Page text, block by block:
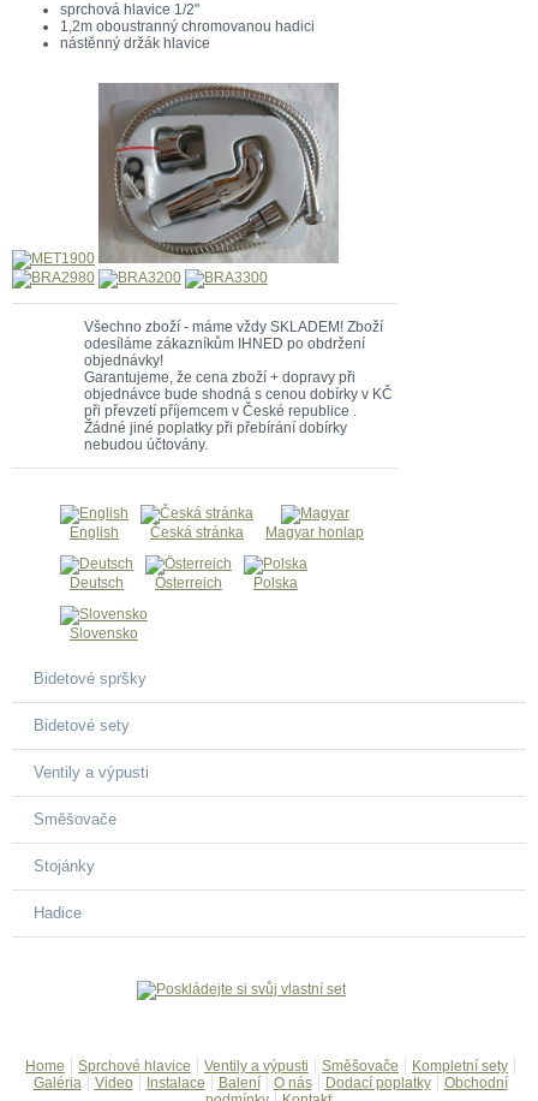
sprchová hlavice 1/2"
1,2m oboustranný chromovanou hadici
nástěnný držák hlavice
Všechno zboží - máme vždy SKLADEM! Zboží
odesíláme zákazníkům IHNED po obdržení
objednávky!
Garantujeme, že cena zboží + dopravy při
objednávce bude shodná s cenou dobírky v KČ
při převzetí příjemcem v České republice .
Žádné jiné poplatky při přebírání dobírky
nebudou účtovány.
English Česká stránka Magyar honlap
Deutsch Österreich Polska
Slovensko
Bidetové spršky
Bidetové sety
Ventily a výpusti
Směšovače
Stojánky
Hadice
Home Sprchové hlavice Ventily a výpusti Směšovače
Kompletní sety
Galéria
Video Instalace Balení O nás Dodací poplatky
Obchodní